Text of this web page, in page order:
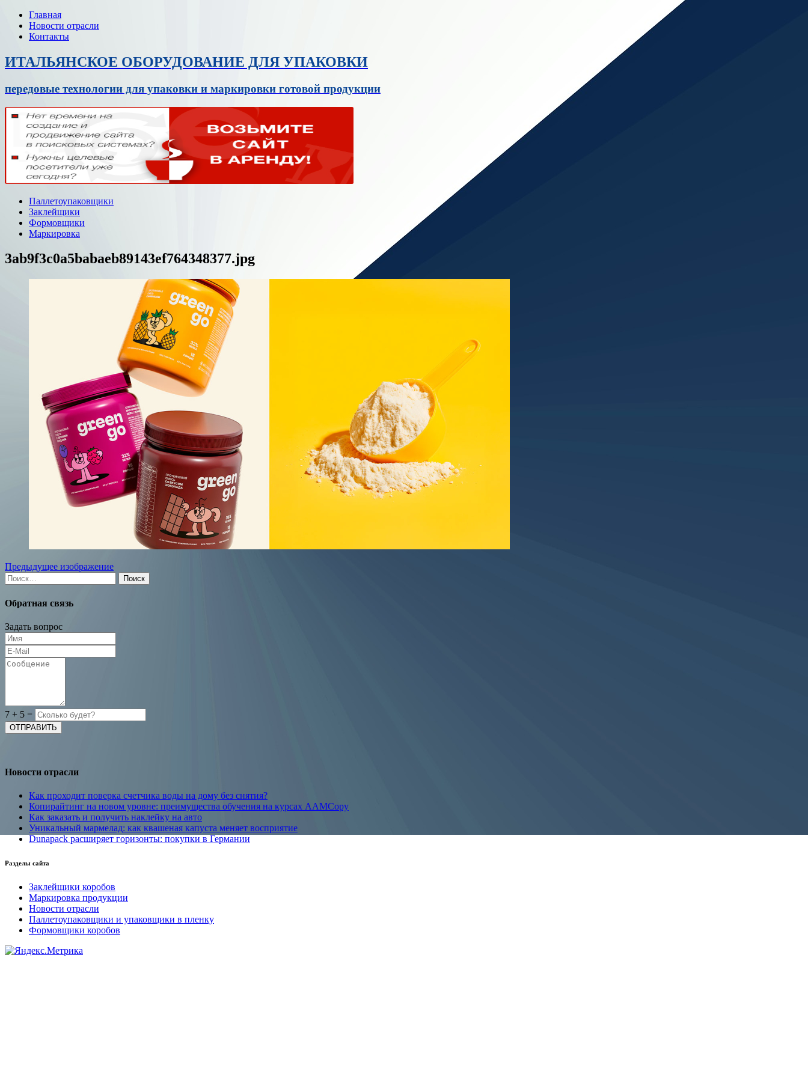
Главная
Новости отрасли
Контакты
ИТАЛЬЯНСКОЕ ОБОРУДОВАНИЕ ДЛЯ УПАКОВКИ
передовые технологии для упаковки и маркировки готовой продукции
Паллетоупаковщики
Заклейщики
Формовщики
Маркировка
3ab9f3c0a5babaeb89143ef764348377.jpg
Предыдущее изображение
Найти:
Обратная связь
Задать вопрос
7 + 5 =
Новости отрасли
Как проходит поверка счетчика воды на дому без снятия?
Копирайтинг на новом уровне: преимущества обучения на курсах AAMCopy
Как заказать и получить наклейку на авто
Уникальный мармелад: как квашеная капуста меняет восприятие
Dunapack расширяет горизонты: покупки в Германии
Разделы сайта
Заклейщики коробов
Маркировка продукции
Новости отрасли
Паллетоупаковщики и упаковщики в пленку
Формовщики коробов